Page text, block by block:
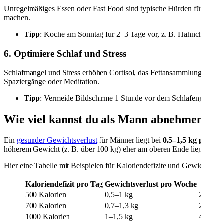
Unregelmäßiges Essen oder Fast Food sind typische Hürden
machen.
Tipp: Koche am Sonntag für 2–3 Tage vor, z. B.
6. Optimiere Schlaf und Stress
Schlafmangel und Stress erhöhen Cortisol, das
Spaziergänge oder Meditation.
Tipp: Vermeide Bildschirme 1 Stunde vor dem
Wie viel kannst du als Mann
Ein gesunder Gewichtsverlust für Männer liegt bei 0,5–1,5 kg
höherem Gewicht (z. B. über 100 kg) eher am oberen Ende
Hier eine Tabelle mit Beispielen für Kaloriendefizite und
Kaloriendefizit pro Tag Gewichtsverlust pro Woche
500 Kalorien
0,5–1 kg
700 Kalorien
0,7–1,3 kg
1000 Kalorien
1–1,5 kg